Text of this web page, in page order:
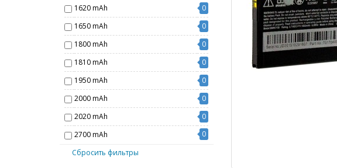
1620 mAh
0
1650 mAh
0
1800 mAh
0
1810 mAh
0
1950 mAh
0
2000 mAh
0
2020 mAh
0
2700 mAh
0
Сбросить фильтры